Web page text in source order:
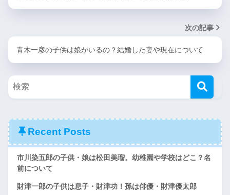
次の記事
青木一彦の子供は娘がいるの？結婚した妻や現在について
Recent Posts
市川染五郎の子供・娘は松田美瑠。幼稚園や学校はどこ？名
前について
財津一郎の子供は息子・財津功！孫は俳優・財津優太郎